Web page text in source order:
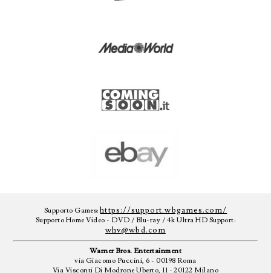
Supporto Games:https://support.wbgames.com/
Supporto Home Video - DVD / Blu-ray / 4k Ultra HD Support:
whv@wbd.com
Warner Bros. Entertainment
via Giacomo Puccini, 6 - 00198 Roma
Via Visconti Di Modrone Uberto, 11 - 20122 Milano